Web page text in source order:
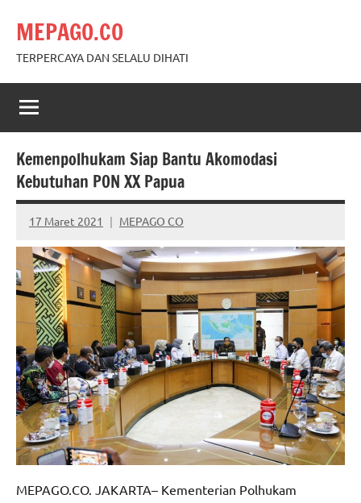
content
MEPAGO.CO
TERPERCAYA DAN SELALU DIHATI
Kemenpolhukam Siap Bantu Akomodasi
Kebutuhan PON XX Papua
17 Maret 2021 MEPAGO CO
No
comments
MEPAGO.CO. JAKARTA– Kementerian Polhukam